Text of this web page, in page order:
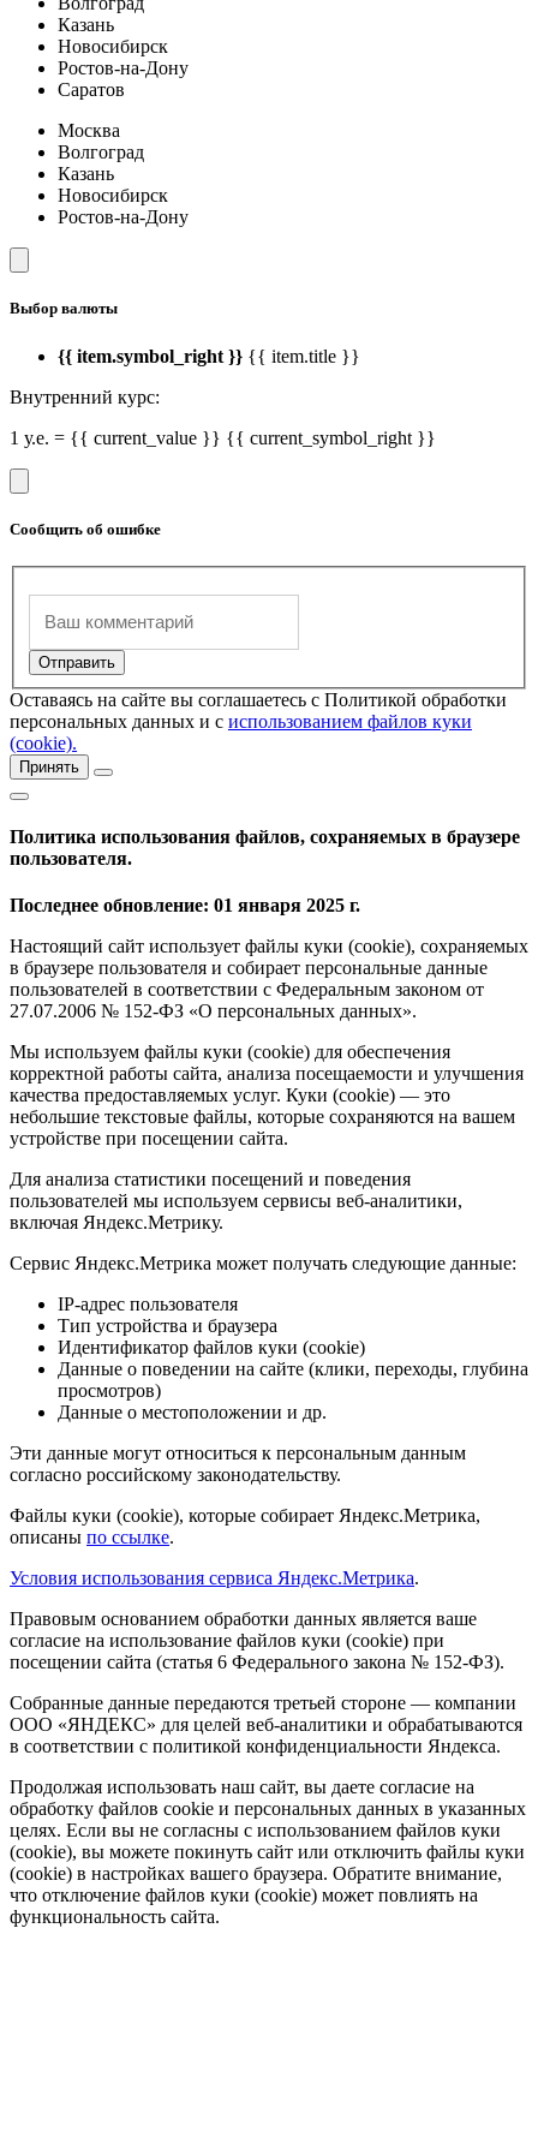
Казань
Новосибирск
Ростов-на-Дону
Саратов
Москва
Волгоград
Казань
Новосибирск
Ростов-на-Дону
Выбор валюты
{{ item.symbol_right }} {{ item.title }}
Внутренний курс:
1 у.е. = {{ current_value }} {{ current_symbol_right }}
Сообщить об ошибке
Оставаясь на сайте вы соглашаетесь с Политикой обработки
персональных данных и с использованием файлов куки
(cookie).
Принять
Политика использования файлов, сохраняемых в браузере
пользователя.
Последнее обновление: 01 января 2025 г.
Настоящий сайт использует файлы куки (cookie), сохраняемых
в браузере пользователя и собирает персональные данные
пользователей в соответствии с Федеральным законом от
27.07.2006 № 152-ФЗ «О персональных данных».
Мы используем файлы куки (cookie) для обеспечения
корректной работы сайта, анализа посещаемости и улучшения
качества предоставляемых услуг. Куки (cookie) — это
небольшие текстовые файлы, которые сохраняются на вашем
устройстве при посещении сайта.
Для анализа статистики посещений и поведения
пользователей мы используем сервисы веб-аналитики,
включая Яндекс.Метрику.
Сервис Яндекс.Метрика может получать следующие данные:
IP-адрес пользователя
Тип устройства и браузера
Идентификатор файлов куки (cookie)
Данные о поведении на сайте (клики, переходы, глубина
просмотров)
Данные о местоположении и др.
Эти данные могут относиться к персональным данным
согласно российскому законодательству.
Файлы куки (cookie), которые собирает Яндекс.Метрика,
описаны по ссылке.
Условия использования сервиса Яндекс.Метрика.
Правовым основанием обработки данных является ваше
согласие на использование файлов куки (cookie) при
посещении сайта (статья 6 Федерального закона № 152-ФЗ).
Собранные данные передаются третьей стороне — компании
ООО «ЯНДЕКС» для целей веб-аналитики и обрабатываются
в соответствии с политикой конфиденциальности Яндекса.
Продолжая использовать наш сайт, вы даете согласие на
обработку файлов cookie и персональных данных в указанных
целях. Если вы не согласны с использованием файлов куки
(cookie), вы можете покинуть сайт или отключить файлы куки
(cookie) в настройках вашего браузера. Обратите внимание,
что отключение файлов куки (cookie) может повлиять на
функциональность сайта.